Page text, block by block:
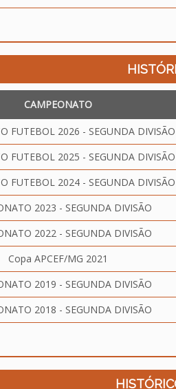
CAMPEONATO
FUTEBOL 2026 - SEGUNDA DIVISÃO
FUTEBOL 2025 - SEGUNDA DIVISÃO
FUTEBOL 2024 - SEGUNDA DIVISÃO
2023 - SEGUNDA DIVISÃO
2022 - SEGUNDA DIVISÃO
Copa APCEF/MG 2021
2019 - SEGUNDA DIVISÃO
2018 - SEGUNDA DIVISÃO